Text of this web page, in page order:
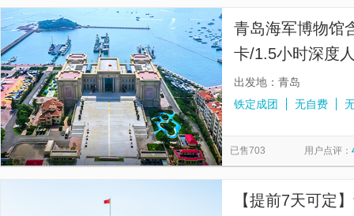
青岛海军博物馆
卡/1.5小时深度
出发地：青岛
铁定成团
无自费
已售703 用户点评：
【提前7天可定